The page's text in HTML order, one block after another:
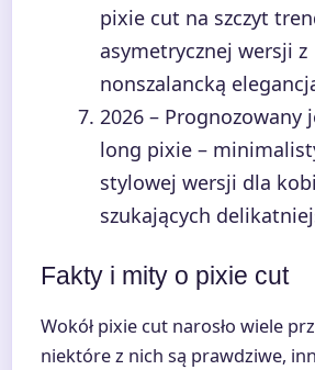
pixie cut na szczyt
asymetrycznej wersji z
nonszalancką
2026 – Prognozowany
long pixie –
stylowej wersji dla
szukających
Fakty i mity o pixie cut
Wokół pixie cut narosło wiele
niektóre z nich są prawdziwe,